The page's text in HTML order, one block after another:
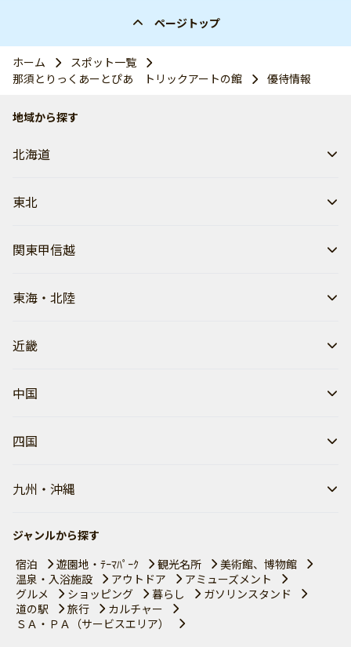
ページトップ
ホーム
スポット一覧
那須とりっくあーとぴあ トリックアートの館
優待情報
地域から探す
北海道
東北
関東甲信越
東海・北陸
近畿
中国
四国
九州・沖縄
ジャンルから探す
宿泊
遊園地・ﾃｰﾏﾊﾟｰｸ 観光名所
美術館、博物館
温泉・入浴施設
アウトドア
アミューズメント
グルメ
ショッピング 暮らし
ガソリンスタンド
道の駅
旅行
カルチャー
ＳＡ・ＰＡ（サービスエリア）